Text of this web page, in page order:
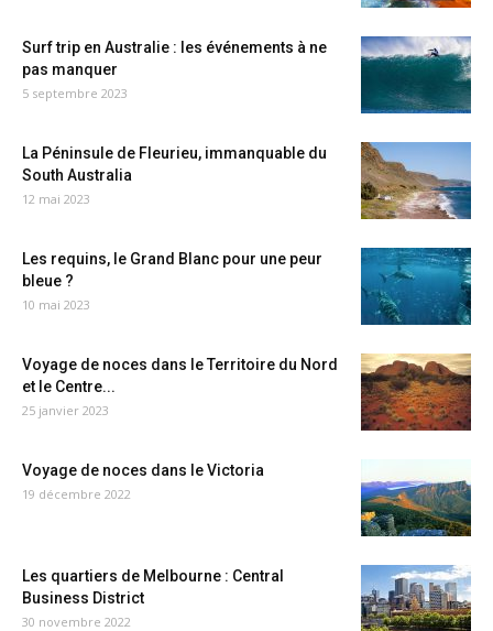
Surf trip en Australie : les événements à ne
pas manquer
5 septembre 2023
La Péninsule de Fleurieu, immanquable du
South Australia
12 mai 2023
Les requins, le Grand Blanc pour une peur
bleue ?
10 mai 2023
Voyage de noces dans le Territoire du Nord
et le Centre...
25 janvier 2023
Voyage de noces dans le Victoria
19 décembre 2022
Les quartiers de Melbourne : Central
Business District
30 novembre 2022